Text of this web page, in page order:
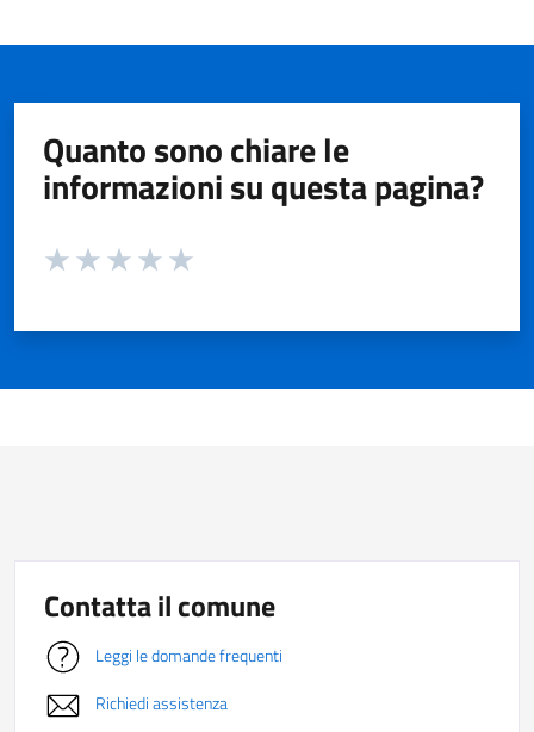
Quanto sono chiare le
informazioni su questa pagina?
Valuta da 1 a 5 stelle la pagina
Contatta il comune
Leggi le domande frequenti
Richiedi assistenza